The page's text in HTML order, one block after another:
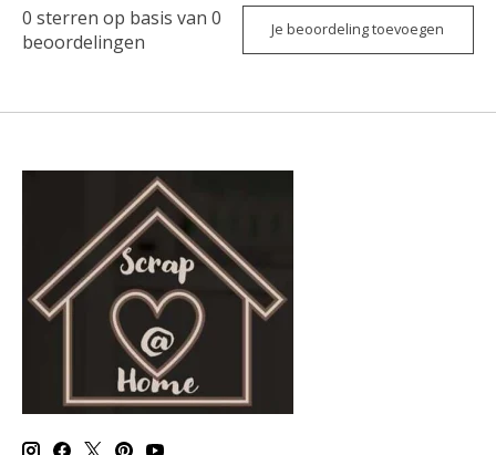
0 sterren op basis van 0
beoordelingen
Je beoordeling toevoegen